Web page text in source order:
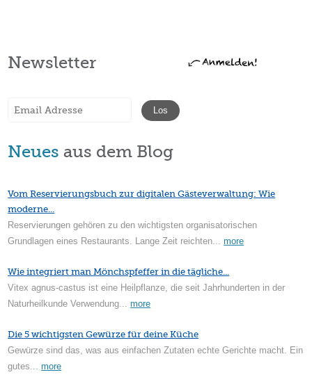
Newsletter
Neues aus dem Blog
Vom Reservierungsbuch zur digitalen Gästeverwaltung: Wie
moderne...
Reservierungen gehören zu den wichtigsten organisatorischen
Grundlagen eines Restaurants. Lange Zeit reichten...more
Wie integriert man Mönchspfeffer in die tägliche...
Vitex agnus-castus ist eine Heilpflanze, die seit Jahrhunderten in der
Naturheilkunde Verwendung...more
Die 5 wichtigsten Gewürze für deine Küche
Gewürze sind das, was aus einfachen Zutaten echte Gerichte macht. Ein
gutes...more